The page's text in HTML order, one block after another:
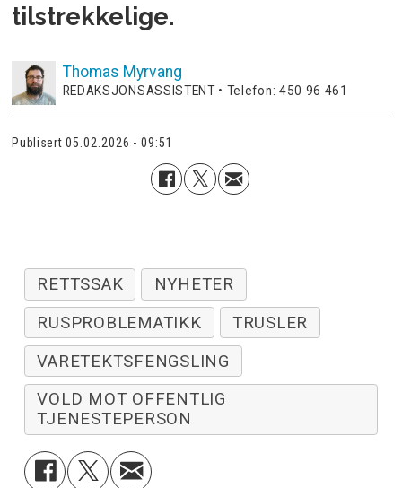
tilstrekkelige.
Thomas Myrvang
REDAKSJONSASSISTENT • Telefon: 450 96 461
Publisert 05.02.2026 - 09:51
RETTSSAK
NYHETER
RUSPROBLEMATIKK
TRUSLER
VARETEKTSFENGSLING
VOLD MOT OFFENTLIG
TJENESTEPERSON